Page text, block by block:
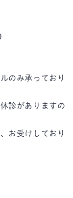
のみ承っており
診がありますの
お受けしており